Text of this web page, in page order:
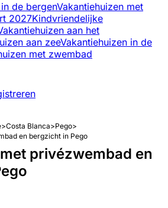
de bergenVakantiehuizen met
2027Kindvriendelijke
aan het
aan zeeVakantiehuizen in de
met zwembad
>Costa Blanca>Pego>
en bergzicht in Pego
privézwembad en